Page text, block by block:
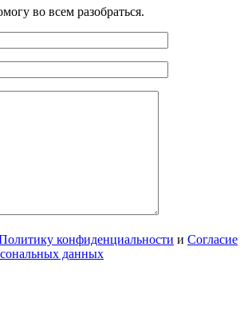
во всем разобраться.
конфиденциальности и Согласие
данных